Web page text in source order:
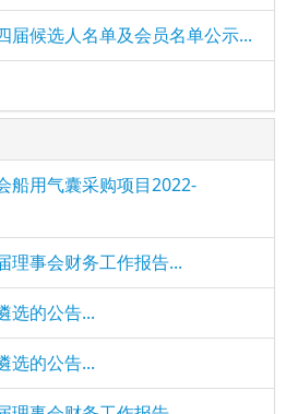
届候选人名单及会员名单公示...
船用气囊采购项目2022-
理事会财务工作报告...
选的公告...
选的公告...